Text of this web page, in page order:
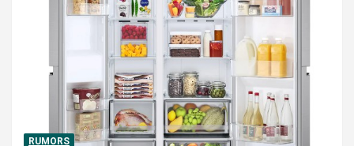
RUMORS